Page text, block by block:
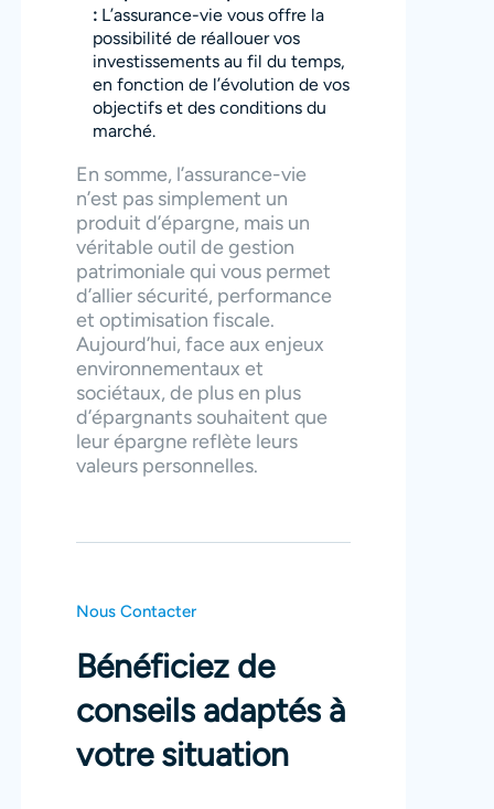
:L’assurance-vie vous offre la
possibilité de réallouer vos
investissements au fil du temps,
en fonction de l’évolution de vos
objectifs et des conditions du
marché.
En somme, l’assurance-vie
n’est pas simplement un
produit d’épargne, mais un
véritable outil de gestion
patrimoniale qui vous permet
d’allier sécurité, performance
et optimisation fiscale.
Aujourd’hui, face aux enjeux
environnementaux et
sociétaux, de plus en plus
d’épargnants souhaitent que
leur épargne reflète leurs
valeurs personnelles.
Nous Contacter
Bénéficiez de
conseils adaptés à
votre situation